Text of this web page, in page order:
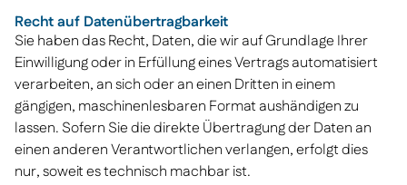
Recht auf Datenübertragbarkeit
Sie haben das Recht, Daten, die wir auf Grundlage Ihrer
Einwilligung oder in Erfüllung eines Vertrags automatisiert
verarbeiten, an sich oder an einen Dritten in einem
gängigen, maschinenlesbaren Format aushändigen zu
lassen. Sofern Sie die direkte Übertragung der Daten an
einen anderen Verantwortlichen verlangen, erfolgt dies
nur, soweit es technisch machbar ist.